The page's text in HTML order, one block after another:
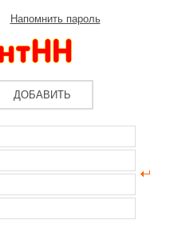
Напомнить пароль
ДОБАВИТЬ